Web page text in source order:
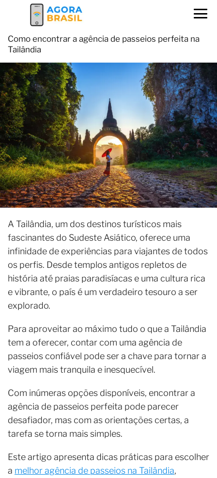
Como encontrar a agência de passeios perfeita na
Tailândia
A Tailândia, um dos destinos turísticos mais
fascinantes do Sudeste Asiático, oferece uma
infinidade de experiências para viajantes de todos
os perfis. Desde templos antigos repletos de
história até praias paradisíacas e uma cultura rica
e vibrante, o país é um verdadeiro tesouro a ser
explorado.
Para aproveitar ao máximo tudo o que a Tailândia
tem a oferecer, contar com uma agência de
passeios confiável pode ser a chave para tornar a
viagem mais tranquila e inesquecível.
Com inúmeras opções disponíveis, encontrar a
agência de passeios perfeita pode parecer
desafiador, mas com as orientações certas, a
tarefa se torna mais simples.
Este artigo apresenta dicas práticas para escolher
a melhor agência de passeios na Tailândia,